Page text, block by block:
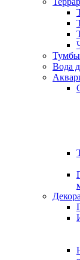
Тумбы
Вода